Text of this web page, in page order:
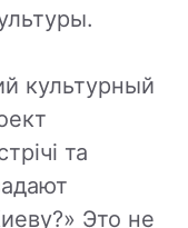
культурный
та
Это не